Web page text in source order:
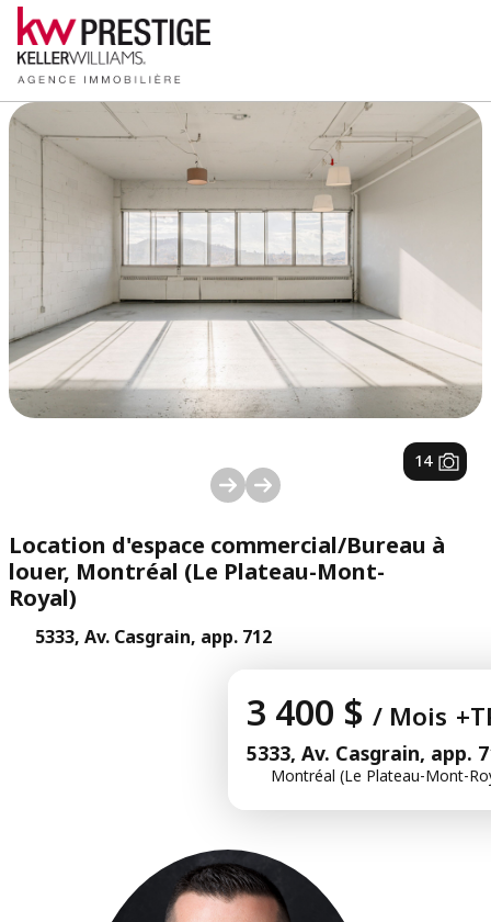
1/ 14
Location d'espace commercial/Bureau à
louer, Montréal (Le Plateau-Mont-
Royal)
5333, Av. Casgrain, app. 712
3 400 $ / Mois
5333, Av. Casgrain, app.
Montréal (Le Plateau-Mont-